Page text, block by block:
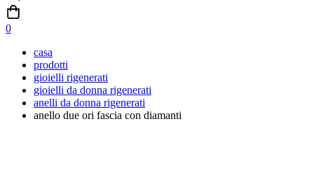
0
casa
prodotti
gioielli rigenerati
gioielli da donna rigenerati
anelli da donna rigenerati
anello due ori fascia con diamanti